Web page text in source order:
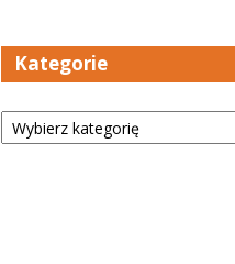
Kategorie
Kategorie